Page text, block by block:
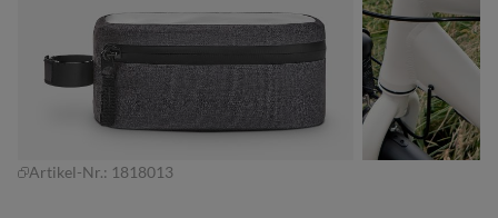
Artikel-Nr.: 1818013